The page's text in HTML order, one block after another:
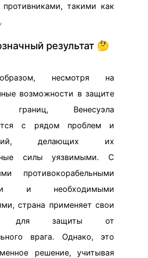
такими как
результат 🤔
несмотря на
возможности в защите
границ, Венесуэла
с рядом проблем и
делающих их
силы уязвимыми. С
противокорабельными
и необходимыми
страна применяет свои
для защиты от
врага. Однако, это
решение, учитывая